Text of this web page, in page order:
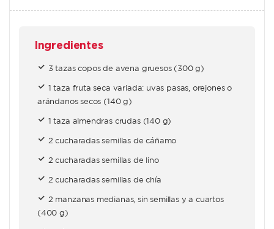
Ingredientes
3 tazas copos de avena gruesos (300 g)
1 taza fruta seca variada: uvas pasas, orejones o
arándanos secos (140 g)
1 taza almendras crudas (140 g)
2 cucharadas semillas de cáñamo
2 cucharadas semillas de lino
2 cucharadas semillas de chía
2 manzanas medianas, sin semillas y a cuartos
(400 g)